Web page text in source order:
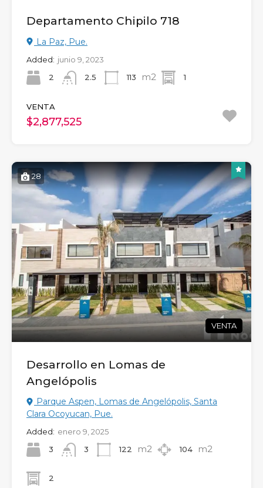
Departamento Chipilo 718
La Paz, Pue.
Added: junio 9, 2023
2
2.5 113 m2 1
VENTA
$2,877,525
28
VENTA
Desarrollo en Lomas de
Angelópolis
Parque Aspen, Lomas de Angelópolis, Santa
Clara Ocoyucan, Pue.
Added: enero 9, 2025
3
3 122 m2 104 m2
2